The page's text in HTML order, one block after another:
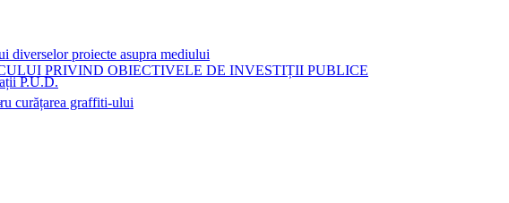
P.U.D.
diverselor proiecte asupra mediului
PRIVIND OBIECTIVELE DE INVESTIȚII PUBLICE
curățarea graffiti-ului